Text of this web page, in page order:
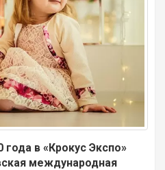
года в «Крокус Экспо»
международная